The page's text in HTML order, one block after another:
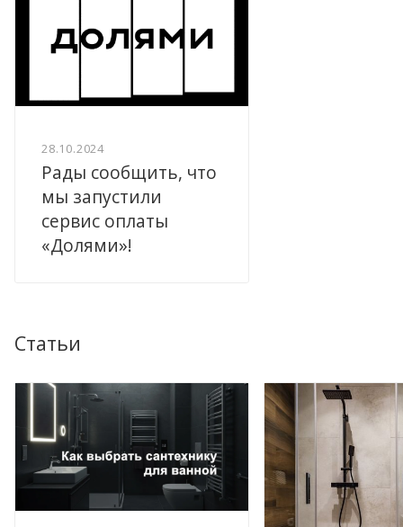
28.10.2024
Рады сообщить, что
мы запустили
сервис оплаты
«Долями»!
Статьи